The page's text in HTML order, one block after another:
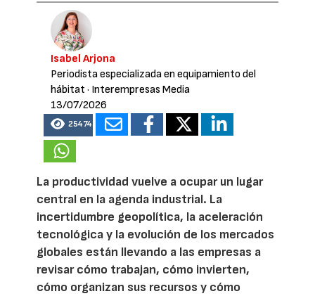
Isabel Arjona
Periodista especializada en equipamiento del
hábitat · Interempresas Media
13/07/2026
25474
La productividad vuelve a ocupar un lugar
central en la agenda industrial. La
incertidumbre geopolítica, la aceleración
tecnológica y la evolución de los mercados
globales están llevando a las empresas a
revisar cómo trabajan, cómo invierten,
cómo organizan sus recursos y cómo